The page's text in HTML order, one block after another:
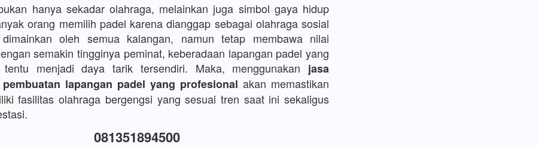
hanya sekadar olahraga, melainkan juga simbol gaya hidup
orang memilih padel karena dianggap sebagai olahraga sosial
oleh semua kalangan, namun tetap membawa nilai
semakin tingginya peminat, keberadaan lapangan padel yang
tentu menjadi daya tarik tersendiri. Maka, menggunakan jasa
lapangan padel yang profesional akan memastikan
fasilitas olahraga bergengsi yang sesuai tren saat ini sekaligus
081351894500